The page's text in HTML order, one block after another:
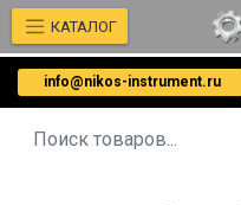
info@nikos-instrument.ru
КАТАЛОГ